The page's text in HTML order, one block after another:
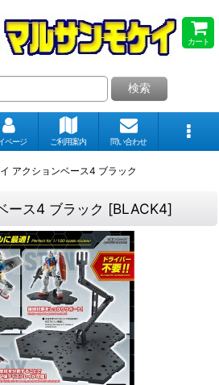
カート
検索
ページ ご利用案内 問い合わせ
アクションベース4 ブラック
ース4 ブラック [BLACK4]